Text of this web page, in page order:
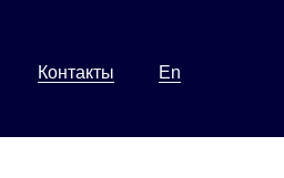
Контакты En